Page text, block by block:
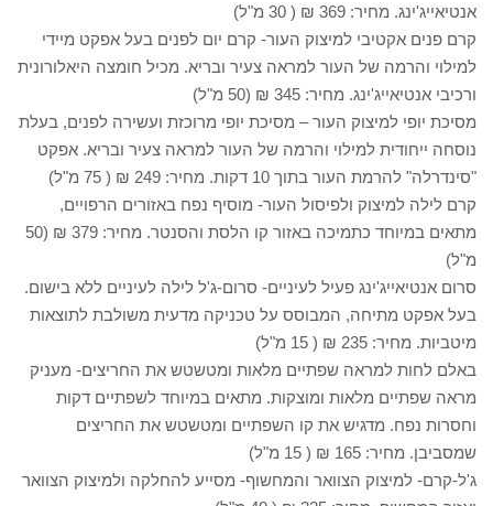
אנטיאייג'ינג. מחיר: 369 ₪ ( 30 מ"ל)
קרם פנים אקטיבי למיצוק העור- קרם יום לפנים בעל אפקט מיידי
למילוי והרמה של העור למראה צעיר ובריא. מכיל חומצה היאלורונית
ורכיבי אנטיאייג'ינג. מחיר: 345 ₪ (50 מ"ל)
מסיכת יופי למיצוק העור – מסיכת יופי מרוכזת ועשירה לפנים, בעלת
נוסחה ייחודית למילוי והרמה של העור למראה צעיר ובריא. אפקט
"סינדרלה" להרמת העור בתוך 10 דקות. מחיר: 249 ₪ ( 75 מ"ל)
קרם לילה למיצוק ולפיסול העור- מוסיף נפח באזורים הרפויים,
מתאים במיוחד כתמיכה באזור קו הלסת והסנטר. מחיר: 379 ₪ (50
מ"ל)
סרום אנטיאייג'ינג פעיל לעיניים- סרום-ג'ל לילה לעיניים ללא בישום.
בעל אפקט מתיחה, המבוסס על טכניקה מדעית משולבת לתוצאות
מיטביות. מחיר: 235 ₪ ( 15 מ"ל)
באלם לחות למראה שפתיים מלאות ומטשטש את החריצים- מעניק
מראה שפתיים מלאות ומוצקות. מתאים במיוחד לשפתיים דקות
וחסרות נפח. מדגיש את קו השפתיים ומטשטש את החריצים
שמסביבן. מחיר: 165 ₪ ( 15 מ"ל)
ג'ל-קרם- למיצוק הצוואר והמחשוף- מסייע להחלקה ולמיצוק הצוואר